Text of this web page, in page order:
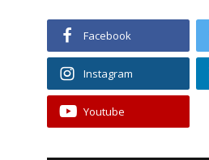
Facebook
Instagram
Youtube